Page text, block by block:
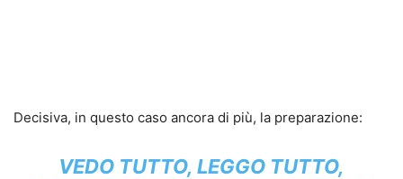
Decisiva, in questo caso ancora di più, la preparazione:
VEDO TUTTO, LEGGO TUTTO,